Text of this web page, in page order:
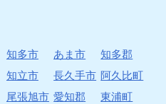
知多市
知立市
尾張旭市
あま市
長久手市
愛知郡
知多郡
阿久比町
東浦町